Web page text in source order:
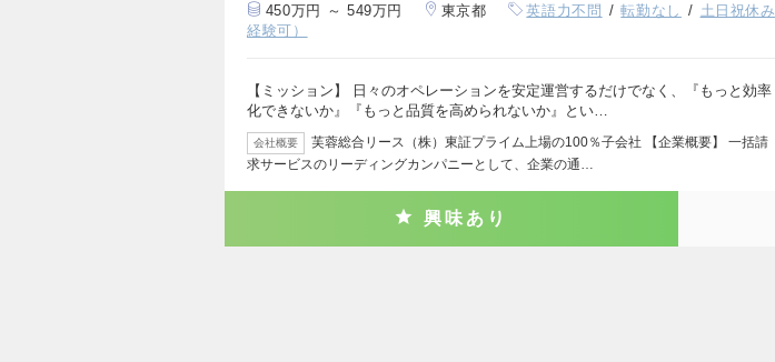
450万円 ～ 549万円 東京都 英語力不問 転勤なし 土日祝休み
経験可）
【ミッション】 日々のオペレーションを安定運営するだけでなく、『もっと効率
化できないか』『もっと品質を高められないか』とい…
会社概要
芙蓉総合リース（株）東証プライム上場の100％子会社 【企業概要】 一括請
求サービスのリーディングカンパニーとして、企業の通…
興味あり